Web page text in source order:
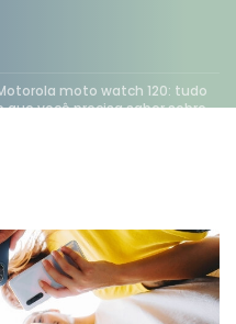
moto watch 120: tudo
que você precisa saber sobre